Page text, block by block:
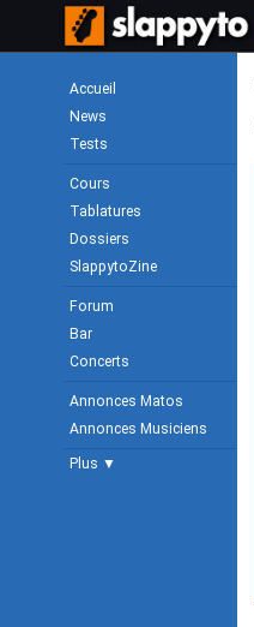
Accueil
News
Tests
Cours
Tablatures
Dossiers
SlappytoZine
Forum
Bar
Concerts
Annonces Matos
Annonces Musiciens
Plus ▼